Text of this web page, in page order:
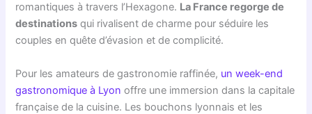
romantiques à travers l’Hexagone. La France regorge de
destinations qui rivalisent de charme pour séduire les
couples en quête d’évasion et de complicité.
Pour les amateurs de gastronomie raffinée, un week-end
gastronomique à Lyon offre une immersion dans la capitale
française de la cuisine. Les bouchons lyonnais et les